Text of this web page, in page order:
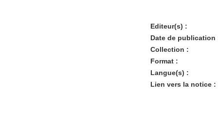
Editeur(s) :
Date de publication
Collection :
Format :
Langue(s) :
Lien vers la notice :